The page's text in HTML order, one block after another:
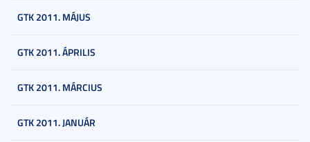
GTK 2011. MÁJUS
GTK 2011. ÁPRILIS
GTK 2011. MÁRCIUS
GTK 2011. JANUÁR